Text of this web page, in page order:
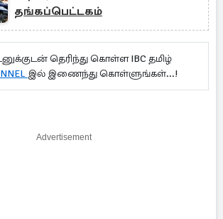
தங்கப்பெட்டகம்
தெரிந்து கொள்ள IBC தமிழ்
இல் இணைந்து கொள்ளுங்கள்...!
Advertisement